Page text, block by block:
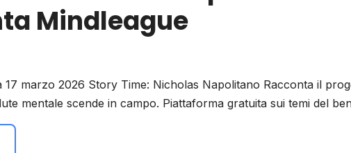
Mindleague
17 marzo 2026 Story Time: Nicholas Napolitano Racconta il
mentale scende in campo. Piattaforma gratuita sui temi del